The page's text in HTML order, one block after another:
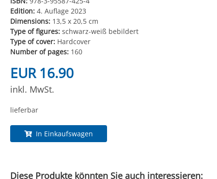
Edition: 4. Auflage 2023
Dimensions: 13,5 x 20,5 cm
Type of figures: schwarz-weiß bebildert
Type of cover: Hardcover
Number of pages: 160
EUR 16.90
inkl. MwSt.
lieferbar
In Einkaufswagen
Diese Produkte könnten Sie auch interessieren: